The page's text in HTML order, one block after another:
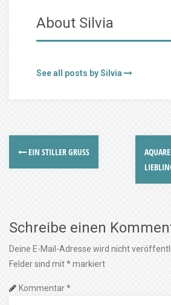
About Silvia
See all posts by Silvia
EIN STILLER GRUSS
Schreibe einen
Deine E-Mail-Adresse wird nicht
Felder sind mit*markiert
Kommentar*